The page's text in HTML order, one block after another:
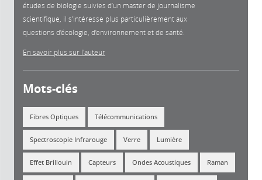
études de biologie suivies d’un master de journalisme
scientifique, il s’intéresse plus particulièrement aux
questions d’écologie, d’environnement et de santé.
En savoir plus sur l'auteur
Mots-clés
Fibres Optiques Télécommunications
Spectroscopie Infrarouge Verre Lumière
Effet Brillouin Capteurs Ondes Acoustiques Raman